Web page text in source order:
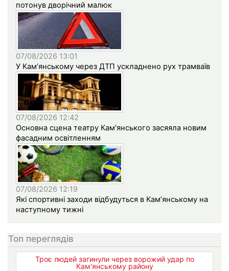
потонув дворічний малюк
07/08/2026 13:01
У Кам’янському через ДТП ускладнено рух трамваїв
07/08/2026 12:42
Основна сцена театру Кам'янського засяяла новим
фасадним освітленням
07/08/2026 12:19
Які спортивні заходи відбудуться в Кам’янському на
наступному тижні
Топ переглядів
Троє людей загинули через ворожий удар по
Кам'янському району